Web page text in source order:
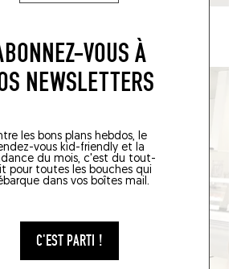
VOUS À
NEWSLETTERS
les bons plans hebdos, le
vous kid-friendly et la
du mois, c'est du tout-
pour toutes les bouches qui
dans vos boîtes mail.
C'EST PARTI !